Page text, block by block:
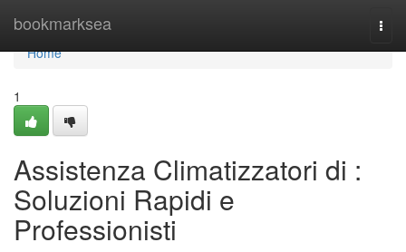
bookmarksea
Home
Home
1
Assistenza Climatizzatori di :
Soluzioni Rapidi e
Professionisti